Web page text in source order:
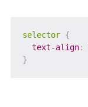
selector {
text-align:
}